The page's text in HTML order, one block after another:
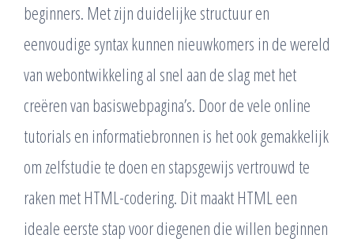
beginners. Met zijn duidelijke structuur en
eenvoudige syntax kunnen nieuwkomers in de wereld
van webontwikkeling al snel aan de slag met het
creëren van basiswebpagina’s. Door de vele online
tutorials en informatiebronnen is het ook gemakkelijk
om zelfstudie te doen en stapsgewijs vertrouwd te
raken met HTML-codering. Dit maakt HTML een
ideale eerste stap voor diegenen die willen beginnen